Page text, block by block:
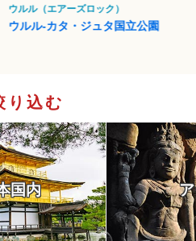
沖縄
奄美大島、徳之島、沖縄島北...
り込む
国内